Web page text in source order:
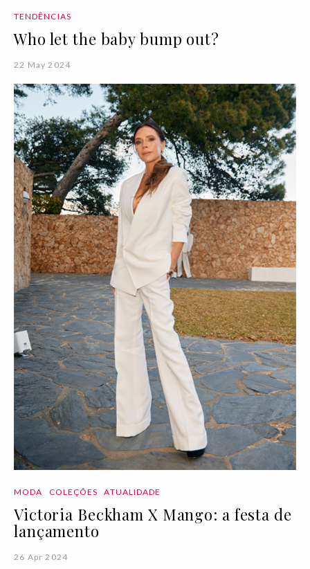
TENDÊNCIAS
Who let the baby bump out?
22 May 2024
MODA COLEÇÕES ATUALIDADE
Victoria Beckham X Mango: a festa de
lançamento
26 Apr 2024